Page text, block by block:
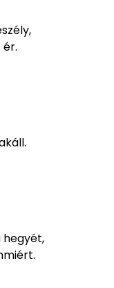
hegyét,